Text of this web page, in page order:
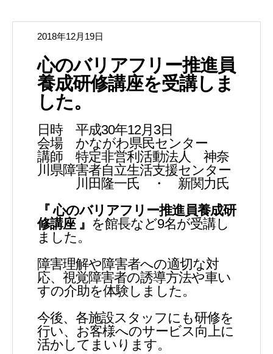
2018年12月19日
心のバリアフリー推進員
養成研修講座を受講しま
した。
日時 平成30年12月3日
会場 かながわ県民センター
講師 特定非営利活動法人 神奈
川県障害者自立生活支援センター
川田隆一氏 ・ 新関力氏
『 心のバリアフリー推進員養成研
修講座 』 を館長など9名が受講し
ました。
障害理解や障害者への適切な対
応、視覚障害者の誘導方法や車い
すの介助を体験しました。
今後、各施設スタッフにも研修を
行い、お客様へのサービス向上に
活かしてまいります。